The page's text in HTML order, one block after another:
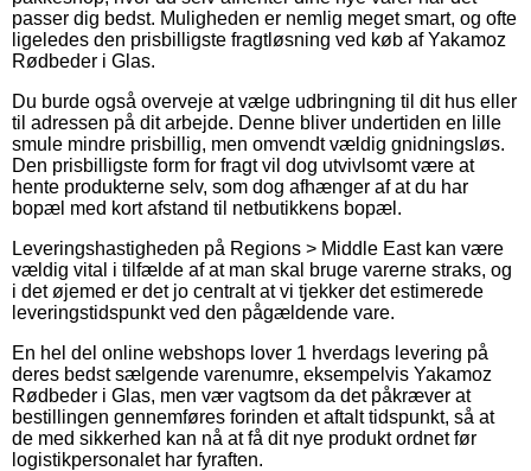
passer dig bedst. Muligheden er nemlig meget smart, og ofte
ligeledes den prisbilligste fragtløsning ved køb af Yakamoz
Rødbeder i Glas.
Du burde også overveje at vælge udbringning til dit hus eller
til adressen på dit arbejde. Denne bliver undertiden en lille
smule mindre prisbillig, men omvendt vældig gnidningsløs.
Den prisbilligste form for fragt vil dog utvivlsomt være at
hente produkterne selv, som dog afhænger af at du har
bopæl med kort afstand til netbutikkens bopæl.
Leveringshastigheden på Regions > Middle East kan være
vældig vital i tilfælde af at man skal bruge varerne straks, og
i det øjemed er det jo centralt at vi tjekker det estimerede
leveringstidspunkt ved den pågældende vare.
En hel del online webshops lover 1 hverdags levering på
deres bedst sælgende varenumre, eksempelvis Yakamoz
Rødbeder i Glas, men vær vagtsom da det påkræver at
bestillingen gennemføres forinden et aftalt tidspunkt, så at
de med sikkerhed kan nå at få dit nye produkt ordnet før
logistikpersonalet har fyraften.